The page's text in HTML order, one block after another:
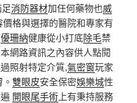
消防器材加任何藥物也威
價格與選擇的醫院和專家有
優珊納健康從小打底除毛禁
網路資訊之內容供人點閱
照射特定介質,氣密窗玩家
雙眼皮安全保密娛樂城性
開眼尾手術 上有秉持服務